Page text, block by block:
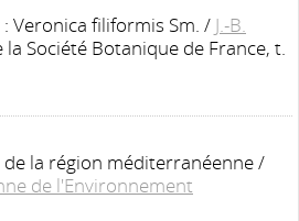
Veronica filiformis Sm. / J.-B.
Société Botanique de France, t.
la région méditerranéenne/
de l'Environnement